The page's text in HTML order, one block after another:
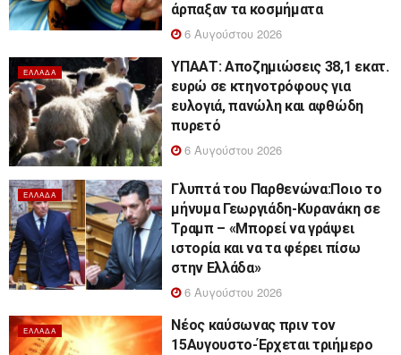
άρπαξαν τα κοσμήματα
6 Αυγούστου 2026
ΕΛΛΆΔΑ
ΥΠΑΑΤ: Αποζημιώσεις 38,1 εκατ.
ευρώ σε κτηνοτρόφους για
ευλογιά, πανώλη και αφθώδη
πυρετό
6 Αυγούστου 2026
ΕΛΛΆΔΑ
Γλυπτά του Παρθενώνα:Ποιο το
μήνυμα Γεωργιάδη-Κυρανάκη σε
Τραμπ – «Μπορεί να γράψει
ιστορία και να τα φέρει πίσω
στην Ελλάδα»
6 Αυγούστου 2026
ΕΛΛΆΔΑ
Νέος καύσωνας πριν τον
15Αυγουστο-Έρχεται τριήμερο